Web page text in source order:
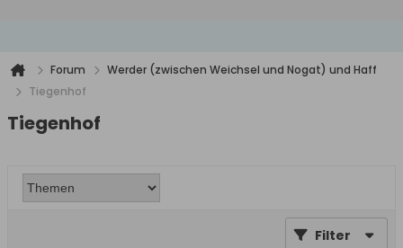
Forum
Werder (zwischen Weichsel und Nogat) und Haff
Tiegenhof
Tiegenhof
Filter